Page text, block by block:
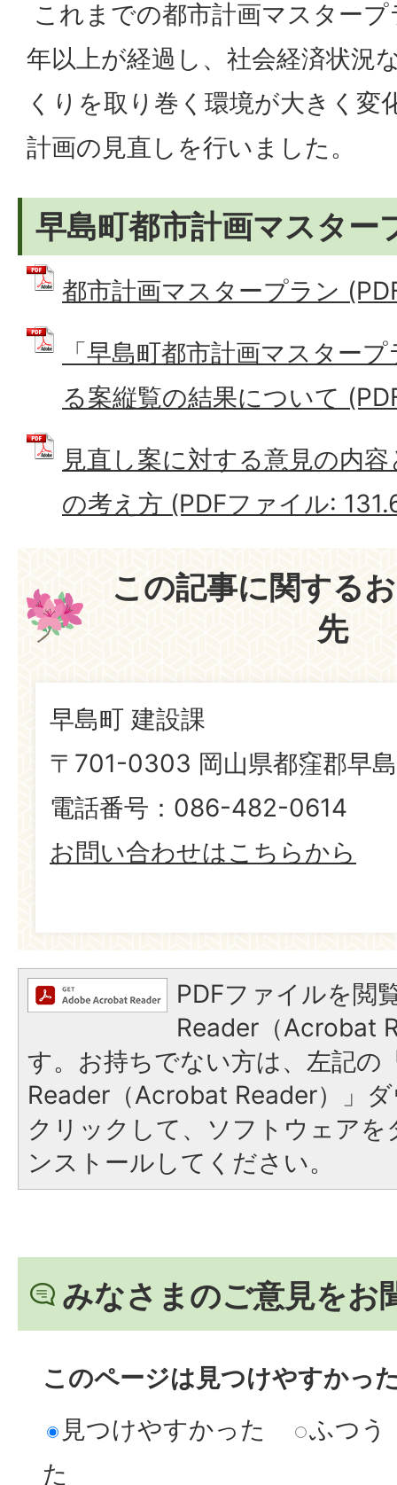
これまでの都市計画マスター
年以上が経過し、社会経済状況
くりを取り巻く環境が大きく変
計画の見直しを行いました。
早島町都市計画マスター
都市計画マスタープラン
「早島町都市計画マスター
る案縦覧の結果について
見直し案に対する意見の内
の考え方 (PDFファイル:
この記事に関する
先
早島町 建設課
〒701-0303 岡山県都窪郡早
電話番号：086-482-0614
お問い合わせはこちらから
PDFファイルを閲
Reader（Acrobat
す。お持ちでない方は、左記の
Reader（Acrobat Reader）」
クリックして、ソフトウェア
ンストールしてください。
みなさまのご意見をお
このページは見つけやすかっ
見つけやすかった
ふつう
た